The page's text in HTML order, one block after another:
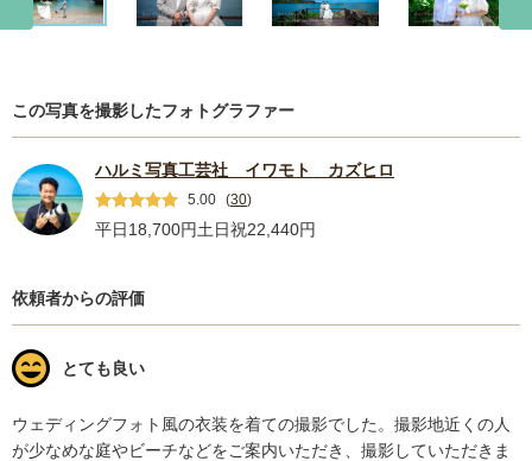
この写真を撮影したフォトグラファー
ハルミ写真工芸社 イワモト カズヒロ
5.00 (30)
平日18,700円土日祝22,440円
依頼者からの評価
とても良い
ウェディングフォト風の衣装を着ての撮影でした。撮影地近くの人
が少なめな庭やビーチなどをご案内いただき、撮影していただきま